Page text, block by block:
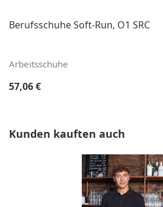
Berufsschuhe Soft-Run, O1 SRC
Arbeitsschuhe
Regulärer Preis:
57,06 €
Produktgalerie überspringen
Kunden kauften auch